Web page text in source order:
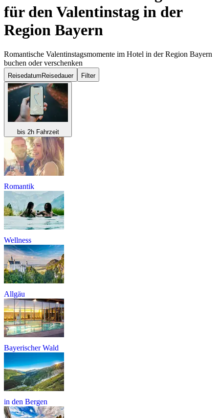
für den Valentinstag in der
Region Bayern
Romantische Valentinstagsmomente im Hotel in der Region Bayern
buchen oder verschenken
Reisedatum Reisedauer Filter
bis 2h Fahrzeit
Romantik
Wellness
Allgäu
Bayerischer Wald
in den Bergen